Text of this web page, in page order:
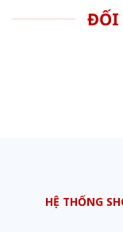
ĐỐI
HỆ THỐNG